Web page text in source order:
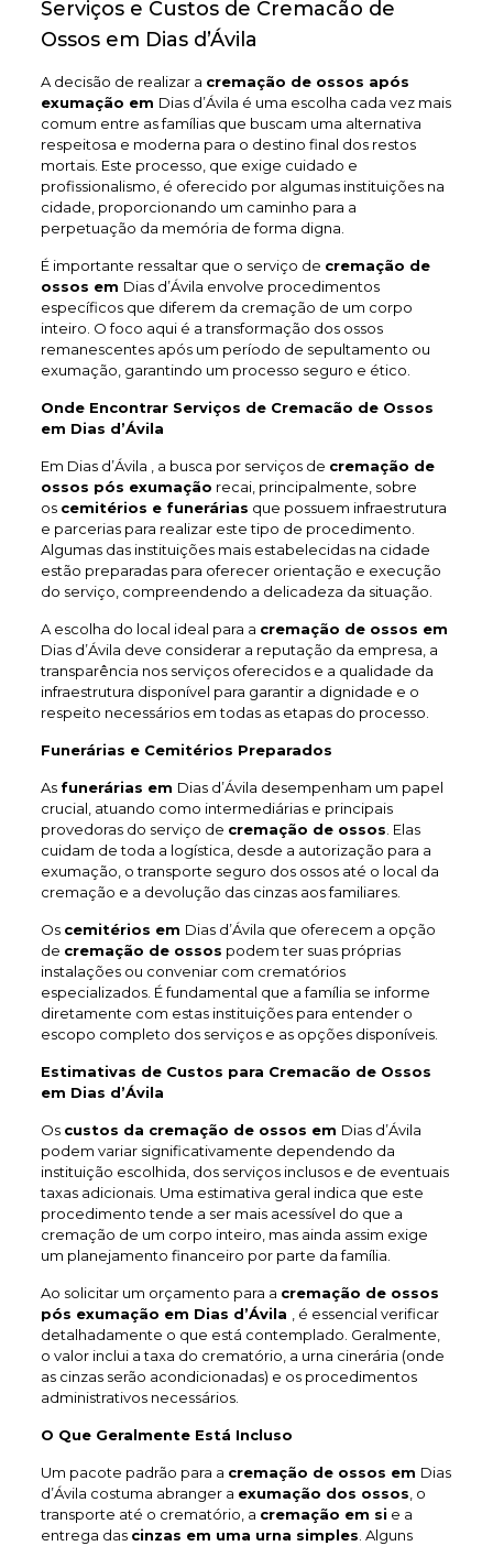
Serviços e Custos de Cremacão de
Ossos em Dias d’Ávila
A decisão de realizar a cremação de ossos após
exumação em Dias d’Ávila é uma escolha cada vez mais
comum entre as famílias que buscam uma alternativa
respeitosa e moderna para o destino final dos restos
mortais. Este processo, que exige cuidado e
profissionalismo, é oferecido por algumas instituições na
cidade, proporcionando um caminho para a
perpetuação da memória de forma digna.
É importante ressaltar que o serviço de cremação de
ossos em Dias d’Ávila envolve procedimentos
específicos que diferem da cremação de um corpo
inteiro. O foco aqui é a transformação dos ossos
remanescentes após um período de sepultamento ou
exumação, garantindo um processo seguro e ético.
Onde Encontrar Serviços de Cremacão de Ossos
em Dias d’Ávila
Em Dias d’Ávila , a busca por serviços de cremação de
ossos pós exumação recai, principalmente, sobre
os cemitérios e funerárias que possuem infraestrutura
e parcerias para realizar este tipo de procedimento.
Algumas das instituições mais estabelecidas na cidade
estão preparadas para oferecer orientação e execução
do serviço, compreendendo a delicadeza da situação.
A escolha do local ideal para a cremação de ossos em
Dias d’Ávila deve considerar a reputação da empresa, a
transparência nos serviços oferecidos e a qualidade da
infraestrutura disponível para garantir a dignidade e o
respeito necessários em todas as etapas do processo.
Funerárias e Cemitérios Preparados
As funerárias em Dias d’Ávila desempenham um papel
crucial, atuando como intermediárias e principais
provedoras do serviço de cremação de ossos . Elas
cuidam de toda a logística, desde a autorização para a
exumação, o transporte seguro dos ossos até o local da
cremação e a devolução das cinzas aos familiares.
Os cemitérios em Dias d’Ávila que oferecem a opção
de cremação de ossos podem ter suas próprias
instalações ou conveniar com crematórios
especializados. É fundamental que a família se informe
diretamente com estas instituições para entender o
escopo completo dos serviços e as opções disponíveis.
Estimativas de Custos para Cremacão de Ossos
em Dias d’Ávila
Os custos da cremação de ossos em Dias d’Ávila
podem variar significativamente dependendo da
instituição escolhida, dos serviços inclusos e de eventuais
taxas adicionais. Uma estimativa geral indica que este
procedimento tende a ser mais acessível do que a
cremação de um corpo inteiro, mas ainda assim exige
um planejamento financeiro por parte da família.
Ao solicitar um orçamento para a cremação de ossos
pós exumação em Dias d’Ávila
, é essencial verificar
detalhadamente o que está contemplado. Geralmente,
o valor inclui a taxa do crematório, a urna cinerária (onde
as cinzas serão acondicionadas) e os procedimentos
administrativos necessários.
O Que Geralmente Está Incluso
Um pacote padrão para a cremação de ossos em Dias
d’Ávila costuma abranger a exumação dos ossos , o
transporte até o crematório, a cremação em si e a
entrega das cinzas em uma urna simples . Alguns